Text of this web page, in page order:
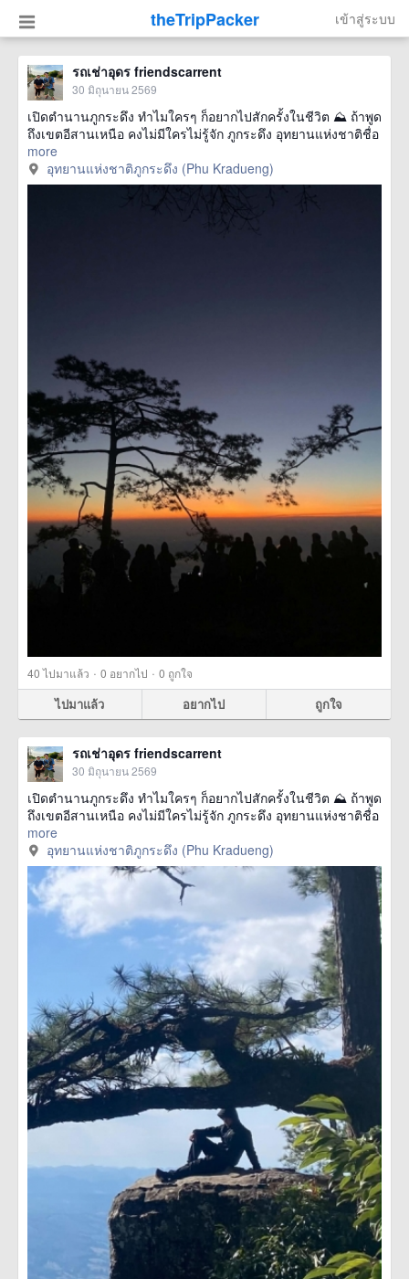
theTripPacker เข้าสู่ระบบ
รถเช่าอุดร friendscarrent
30 มิถุนายน 2569
เปิดตำนานภูกระดึง ทำไมใครๆ ก็อยากไปสักครั้งในชีวิต ⛰️ ถ้าพูด
ถึงเขตอีสานเหนือ คงไม่มีใครไม่รู้จัก ภูกระดึง อุทยานแห่งชาติชื่อ
more
อุทยานแห่งชาติภูกระดึง (Phu Kradueng)
40ไปมาแล้ว · 0 อยากไป · 0 ถูกใจ
ไปมาแล้ว อยากไป ถูกใจ
รถเช่าอุดร friendscarrent
30 มิถุนายน 2569
เปิดตำนานภูกระดึง ทำไมใครๆ ก็อยากไปสักครั้งในชีวิต ⛰️ ถ้าพูด
ถึงเขตอีสานเหนือ คงไม่มีใครไม่รู้จัก ภูกระดึง อุทยานแห่งชาติชื่อ
more
อุทยานแห่งชาติภูกระดึง (Phu Kradueng)